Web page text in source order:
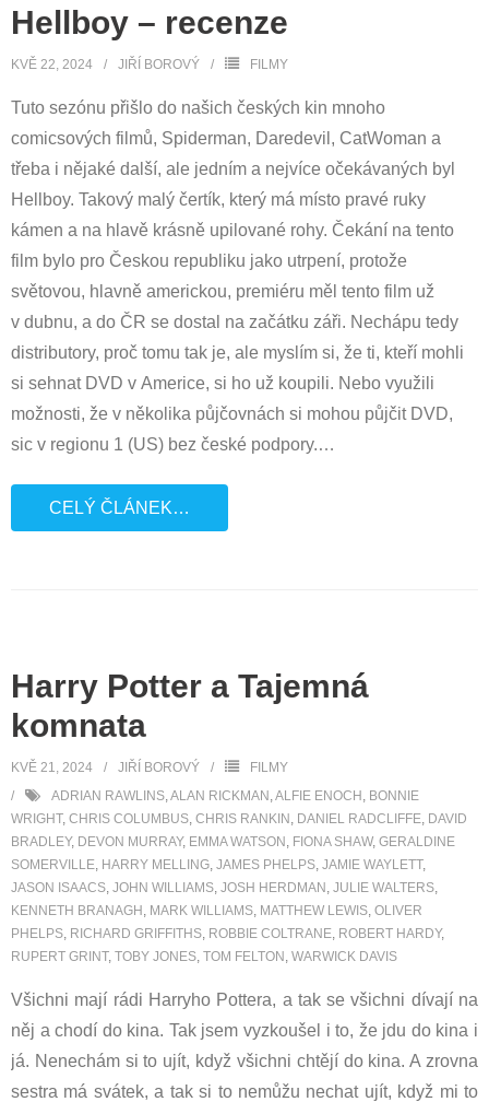
Hellboy – recenze
KVĚ 22, 2024 JIŘÍ BOROVÝ FILMY
Tuto sezónu přišlo do našich českých kin mnoho
comicsových filmů, Spiderman, Daredevil, CatWoman a
třeba i nějaké další, ale jedním a nejvíce očekávaných byl
Hellboy. Takový malý čertík, který má místo pravé ruky
kámen a na hlavě krásně upilované rohy. Čekání na tento
film bylo pro Českou republiku jako utrpení, protože
světovou, hlavně americkou, premiéru měl tento film už
v dubnu, a do ČR se dostal na začátku záři. Nechápu tedy
distributory, proč tomu tak je, ale myslím si, že ti, kteří mohli
si sehnat DVD v Americe, si ho už koupili. Nebo využili
možnosti, že v několika půjčovnách si mohou půjčit DVD,
sic v regionu 1 (US) bez české podpory.…
CELÝ ČLÁNEK…
Harry Potter a Tajemná
komnata
KVĚ 21, 2024 JIŘÍ BOROVÝ
FILMY
ADRIAN RAWLINS ALAN RICKMAN ALFIE ENOCH BONNIE
WRIGHT, CHRIS COLUMBUS CHRIS RANKIN DANIEL RADCLIFFE DAVID
BRADLEY, DEVON MURRAY, EMMA WATSON FIONA SHAW, GERALDINE
SOMERVILLE HARRY MELLING JAMES PHELPS JAMIE WAYLETT,
JASON ISAACS JOHN WILLIAMS JOSH HERDMAN JULIE WALTERS
KENNETH BRANAGH MARK WILLIAMS MATTHEW LEWIS OLIVER
PHELPS RICHARD GRIFFITHS ROBBIE COLTRANE ROBERT HARDY,
RUPERT GRINT, TOBY JONES TOM FELTON WARWICK DAVIS
Všichni mají rádi Harryho Pottera, a tak se všichni dívají na
něj a chodí do kina. Tak jsem vyzkoušel i to, že jdu do kina i
já. Nenechám si to ujít, když všichni chtějí do kina. A zrovna
sestra má svátek, a tak si to nemůžu nechat ujít, když mi to